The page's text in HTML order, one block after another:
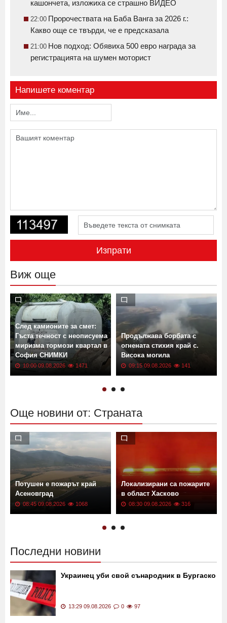
кашончета, изложиха се страшно ВИДЕО
22:00 Пророчествата на Баба Ванга за 2026 г.:
Какво още се твърди, че е предсказала
21:00 Нов подход: Обявиха 500 евро награда за
регистрацията на шумен моторист
Напишете коментар
Изпрати
Виж още
След камионите за смет:
Гъста течност с неописуема
миризма тормози квартал в
София СНИМКИ
10:00 09.08.2026 1471
Продължава борбата с
огнената стихия край с.
Висока могила
09:15 09.08.2026 141
Още новини от: Страната
Потушен е пожарът край
Асеновград
08:45 09.08.2026 1068
Локализирани са пожарите
в област Хасково
08:30 09.08.2026 316
Последни новини
Украинец уби свой сънародник в Бургаско
13:29 09.08.2026 0 97